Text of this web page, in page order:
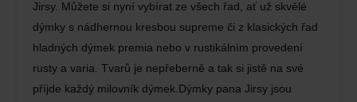
Jirsy. Můžete si nyní vybírat ze všech řad, ať už skvělé
dýmky s nádhernou kresbou supreme či z klasických řad
hladných dýmek premia nebo v rustikálním provedení
rusty a varia. Tvarů je nepřeberně a tak si jistě na své
příjde každý milovník dýmek.Dýmky pana Jirsy jsou